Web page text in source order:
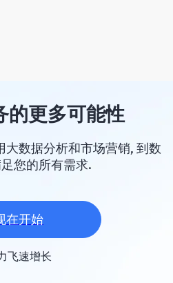
的更多可能性
大数据分析和市场营销, 到数
您的所有需求.
在开始
飞速增长